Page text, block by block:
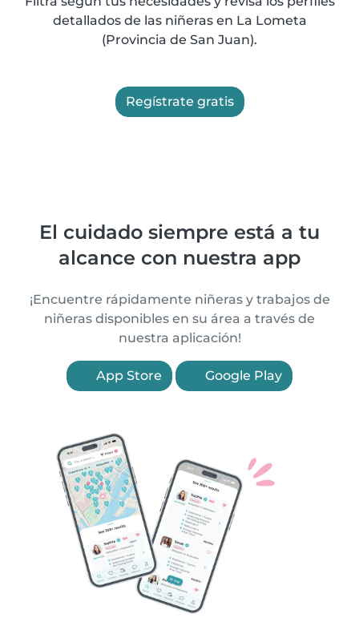
detallados de las niñeras en La Lometa
(Provincia de San Juan).
Regístrate gratis
El cuidado siempre está a tu
alcance con nuestra app
¡Encuentre rápidamente niñeras y trabajos de
niñeras disponibles en su área a través de
nuestra aplicación!
App Store Google Play